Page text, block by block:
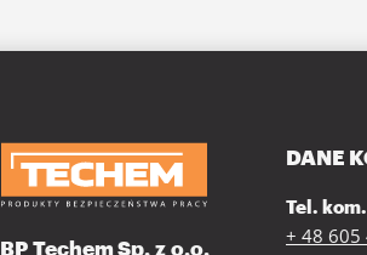
BP Techem Sp. z o.o.
DANE
Tel. kom.
+ 48 605